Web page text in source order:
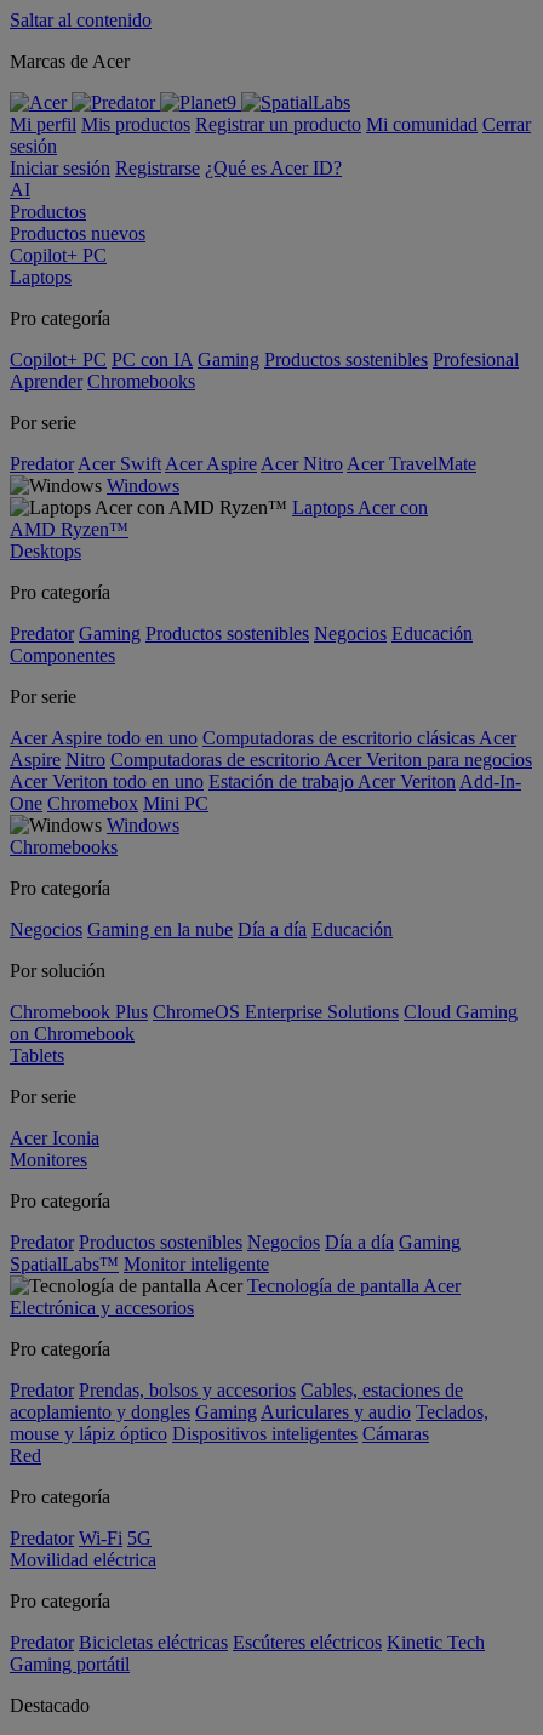
Saltar al contenido
Marcas de Acer
Mi perfil Mis productos Registrar un producto Mi comunidad Cerrar
sesión
Iniciar sesión Registrarse ¿Qué es Acer ID?
AI
Productos
Productos nuevos
Copilot+ PC
Laptops
Pro categoría
Copilot+ PC PC con IA Gaming Productos sostenibles Profesional
Aprender Chromebooks
Por serie
Predator Acer Swift Acer Aspire Acer Nitro Acer TravelMate
Windows
Laptops Acer con
AMD Ryzen™
Desktops
Pro categoría
Predator Gaming Productos sostenibles Negocios Educación
Componentes
Por serie
Acer Aspire todo en uno Computadoras de escritorio clásicas Acer
Aspire Nitro Computadoras de escritorio Acer Veriton para negocios
Acer Veriton todo en uno Estación de trabajo Acer Veriton Add-In-
One Chromebox Mini PC
Windows
Chromebooks
Pro categoría
Negocios Gaming en la nube Día a día Educación
Por solución
Chromebook Plus ChromeOS Enterprise Solutions Cloud Gaming
on Chromebook
Tablets
Por serie
Acer Iconia
Monitores
Pro categoría
Predator Productos sostenibles Negocios Día a día Gaming
SpatialLabs™ Monitor inteligente
Tecnología de pantalla Acer
Electrónica y accesorios
Pro categoría
Predator Prendas, bolsos y accesorios Cables, estaciones de
acoplamiento y dongles Gaming Auriculares y audio Teclados,
mouse y lápiz óptico Dispositivos inteligentes Cámaras
Red
Pro categoría
Predator Wi-Fi 5G
Movilidad eléctrica
Pro categoría
Predator Bicicletas eléctricas Escúteres eléctricos Kinetic Tech
Gaming portátil
Destacado